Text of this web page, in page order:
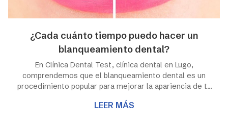
¿Cada cuánto tiempo puedo hacer un
blanqueamiento dental?
En Clínica Dental Test, clínica dental en Lugo,
comprendemos que el blanqueamiento dental es un
procedimiento popular para mejorar la apariencia de tu
que el blanqueamiento dental no es un tratamiento
LEER MÁS